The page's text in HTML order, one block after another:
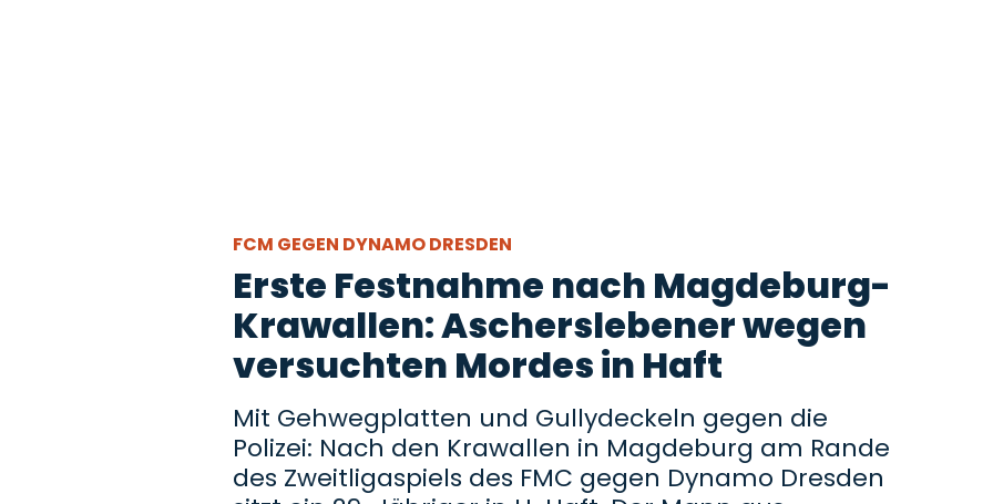
FCM GEGEN DYNAMO DRESDEN
Erste Festnahme nach Magdeburg-
Krawallen: Ascherslebener wegen
versuchten Mordes in Haft
Mit Gehwegplatten und Gullydeckeln gegen die
Polizei: Nach den Krawallen in Magdeburg am Rande
des Zweitligaspiels des FMC gegen Dynamo Dresden